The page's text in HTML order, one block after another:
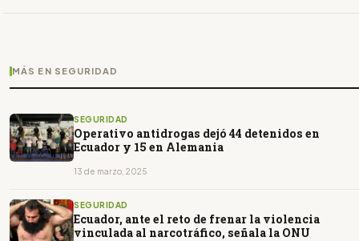
MÁS EN SEGURIDAD
SEGURIDAD
Operativo antidrogas dejó 44 detenidos en
Ecuador y 15 en Alemania
13 de marzo, 2025
SEGURIDAD
Ecuador, ante el reto de frenar la violencia
vinculada al narcotráfico, señala la ONU